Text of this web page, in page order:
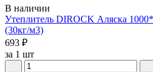
В наличии
Утеплитель DIROCK Аляска
(30кг/м3)
693 ₽
за 1 шт